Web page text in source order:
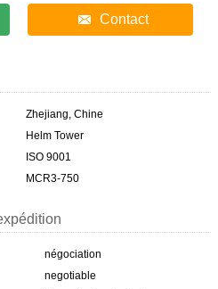
Contact
Zhejiang, Chine
Helm Tower
ISO 9001
MCR3-750
négociation
negotiable